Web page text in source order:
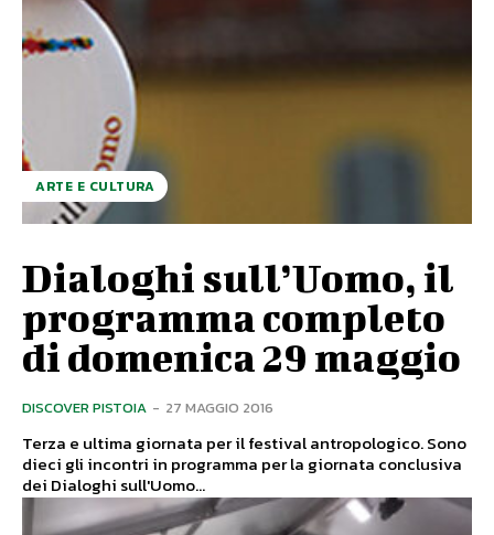
ARTE E CULTURA
Dialoghi sull’Uomo, il
programma completo
di domenica 29 maggio
DISCOVER PISTOIA - 27 MAGGIO 2016
Terza e ultima giornata per il festival antropologico. Sono
dieci gli incontri in programma per la giornata conclusiva
dei Dialoghi sull'Uomo...